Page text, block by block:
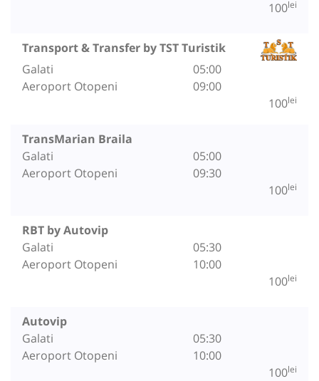
100lei
Transport & Transfer by TST Turistik
Galati
Aeroport Otopeni
05:00
09:00
100lei
TransMarian Braila
Galati
Aeroport Otopeni
05:00
09:30
100lei
RBT by Autovip
Galati
Aeroport Otopeni
05:30
10:00
100lei
Autovip
Galati
Aeroport Otopeni
05:30
10:00
100lei